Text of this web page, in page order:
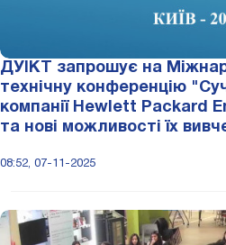
ДУІКТ запрошує на
технічну конференцію
компанії Hewlett Packard
та нові можливості їx
08:52, 07-11-2025